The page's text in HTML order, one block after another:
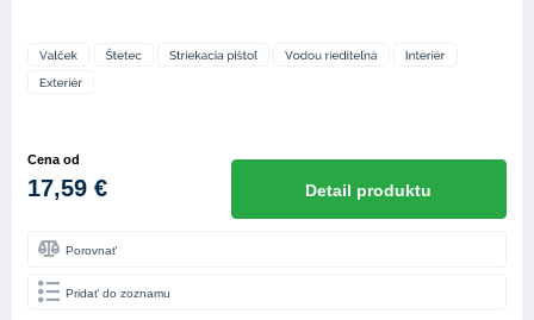
Cena od
17,59 € Detail produktu
Porovnať
Pridať do zoznamu